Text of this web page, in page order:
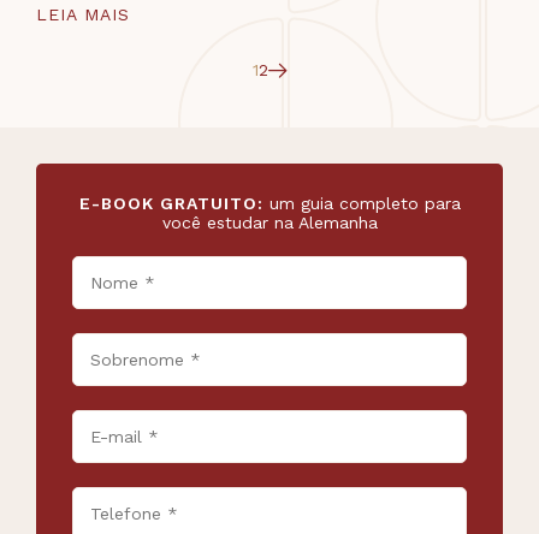
LEIA MAIS
12
E-BOOK GRATUITO: um guia completo para
você estudar na Alemanha